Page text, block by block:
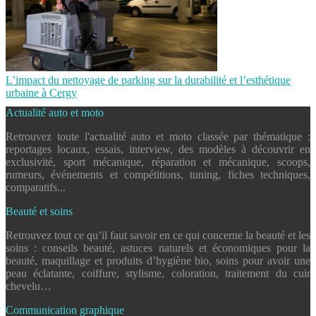
L’impact du nettoyage de parking sur la durabilité et l’esthétique
urbaine à Cergy
Actualité auto et moto
Retrouvez toute l'actualité auto et moto classée par thématique :
reportages locaux, essais, interview, des modèles à découvrir en
exclusivité, sport mécanique, réparation et mécanique, scoops,
rumeurs, événements et compétitions, tuning, fiches techniques,
comparatifs...
Beauté et soins
Retrouvez tout ce qu’il faut savoir en ce qui concerne la beauté et les
soins : conseils beauté, astuces naturels et économiques pour la
beauté, maquillage et produits d’hygiène bio, soins pour avoir une
peau éclatante, coiffure, stylisme, coloration, traitement du cuir
chevelu…
Communication graphique